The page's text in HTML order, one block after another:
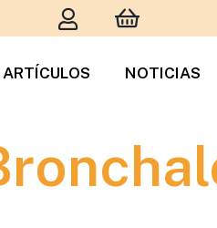
ARTÍCULOS NOTICIAS